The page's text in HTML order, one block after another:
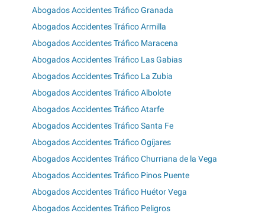
Abogados Accidentes Tráfico Granada
Abogados Accidentes Tráfico Armilla
Abogados Accidentes Tráfico Maracena
Abogados Accidentes Tráfico Las Gabias
Abogados Accidentes Tráfico La Zubia
Abogados Accidentes Tráfico Albolote
Abogados Accidentes Tráfico Atarfe
Abogados Accidentes Tráfico Santa Fe
Abogados Accidentes Tráfico Ogíjares
Abogados Accidentes Tráfico Churriana de la Vega
Abogados Accidentes Tráfico Pinos Puente
Abogados Accidentes Tráfico Huétor Vega
Abogados Accidentes Tráfico Peligros